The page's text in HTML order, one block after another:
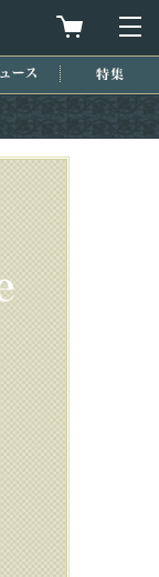
買物カゴを
ニュース